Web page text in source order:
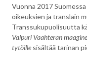
Vuonna 2017
oikeuksien ja translain
Transsukupuolisuutta
Valpuri Vaahteran
tytöille sisältää tarinan